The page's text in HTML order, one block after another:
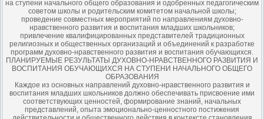
на ступени начального общего образования и одобренных педагогическим
советом школы и родительским комитетом начальной школы;
проведение совместных мероприятий по направлениям духовно-
нравственного развития и воспитания младших школьников;
привлечение квалифицированных представителей традиционных
религиозных и общественных организаций и объединений к разработке
программ духовно-нравственного развития и воспитания обучающихся.
ПЛАНИРУЕМЫЕ РЕЗУЛЬТАТЫ ДУХОВНО-НРАВСТВЕННОГО РАЗВИТИЯ И
ВОСПИТАНИЯ ОБУЧАЮЩИХСЯ НА СТУПЕНИ НАЧАЛЬНОГО ОБЩЕГО
ОБРАЗОВАНИЯ
Каждое из основных направлений духовно-нравственного развития и
воспитания младших школьников должно обеспечивать присвоение ими
соответствующих ценностей, формирование знаний, начальных
представлений, опыта эмоционально-ценностного постижения